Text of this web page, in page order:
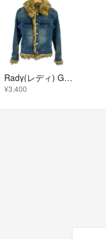
Rady(レディ) Gジャン サイズF レディース ブルー×ライトブラウン フェイクファー
¥3,400